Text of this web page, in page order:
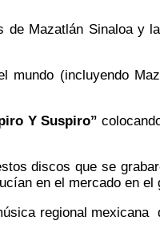
Mazatlán Sinaloa y
(incluyendo
Y Suspiro”
discos que se
en el mercado en el
regional mexicana